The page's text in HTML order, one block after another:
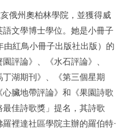
俄州奧柏林學院，並獲得威
文學博士學位。她是小冊子
由紅鳥小冊子出版社出版）的
評論》、《水石評論》、
丁湖期刊》、《第三個星期
臟地帶評論》和《果園詩歌
佳詩歌獎」提名，其詩歌
羅裡達社區學院主辦的羅伯特·